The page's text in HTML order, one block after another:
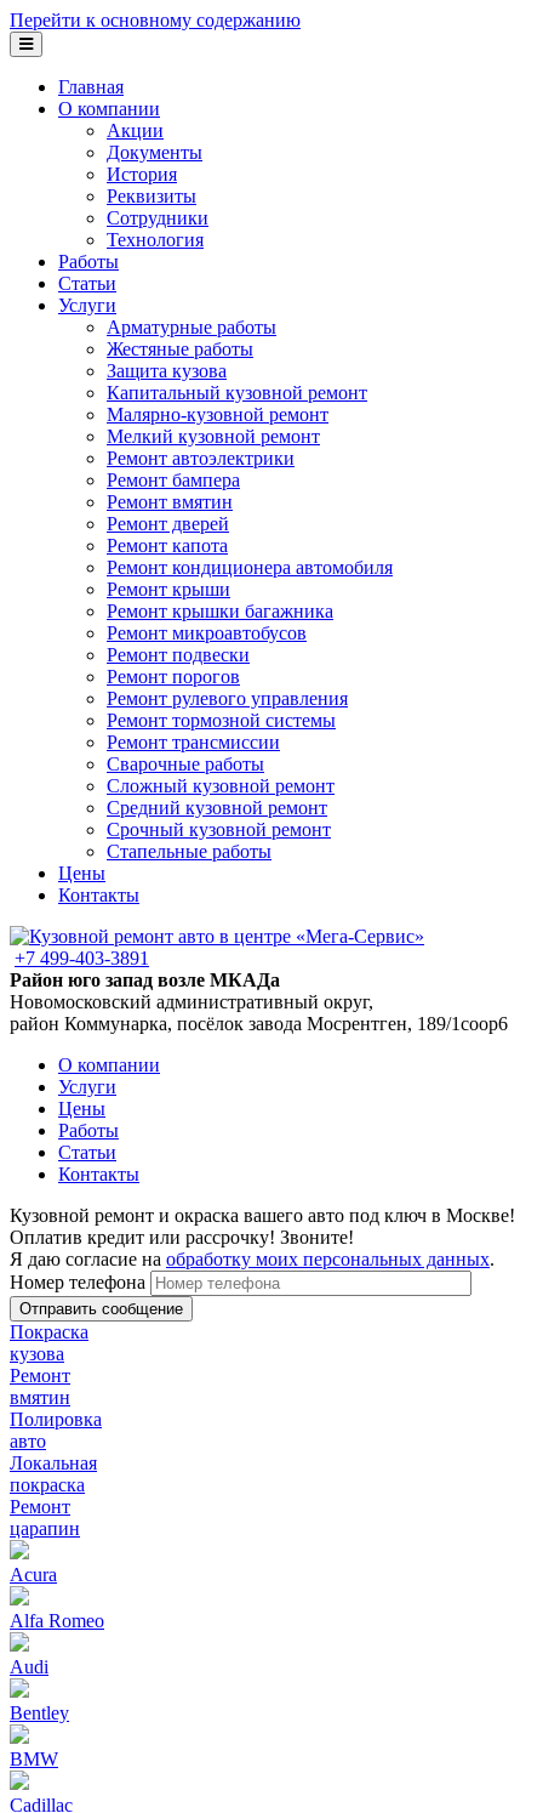
Перейти к основному содержанию
Главная
О компании
Акции
Документы
История
Реквизиты
Сотрудники
Технология
Работы
Статьи
Услуги
Арматурные работы
Жестяные работы
Защита кузова
Капитальный кузовной ремонт
Малярно-кузовной ремонт
Мелкий кузовной ремонт
Ремонт автоэлектрики
Ремонт бампера
Ремонт вмятин
Ремонт дверей
Ремонт капота
Ремонт кондиционера автомобиля
Ремонт крыши
Ремонт крышки багажника
Ремонт микроавтобусов
Ремонт подвески
Ремонт порогов
Ремонт рулевого управления
Ремонт тормозной системы
Ремонт трансмиссии
Сварочные работы
Сложный кузовной ремонт
Средний кузовной ремонт
Срочный кузовной ремонт
Стапельные работы
Цены
Контакты
+7 499-403-3891
Район юго запад возле МКАДа
Новомосковский административный округ,
район Коммунарка, посёлок завода Мосрентген, 189/1соор6
О компании
Услуги
Цены
Работы
Статьи
Контакты
Кузовной ремонт и окраска вашего авто под ключ в Москве!
Оплатив кредит или рассрочку! Звоните!
Я даю согласие на обработку моих персональных данных.
Номер телефона
Покраска
кузова
Ремонт
вмятин
Полировка
авто
Локальная
покраска
Ремонт
царапин
Acura
Alfa Romeo
Audi
Bentley
BMW
Cadillac